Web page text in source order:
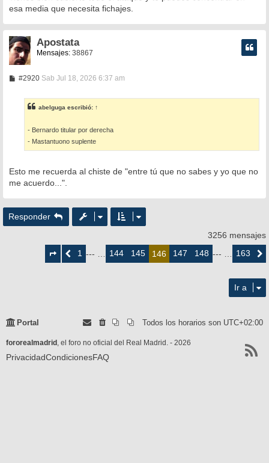
esa media que necesita fichajes.
Apostata
Mensajes:38867
#2920M
a
e
Sab Jul 18, 2026 6:37 am
abelguga escribió: ↑
- Bernardo titular por derecha
- Mastantuono suplente
Esto me recuerda al chiste de "entre tú que no sabes y yo que no
me acuerdo...".
Responder
3256 mensajes
deAnterior
1 --- … 144 145 146 147 148 --- … 163
Ir a
Portal Todos los horarios son UTC+02:00
fororealmadrid , el foro no oficial del Real Madrid. - 2026
PrivacidadCondicionesFAQ